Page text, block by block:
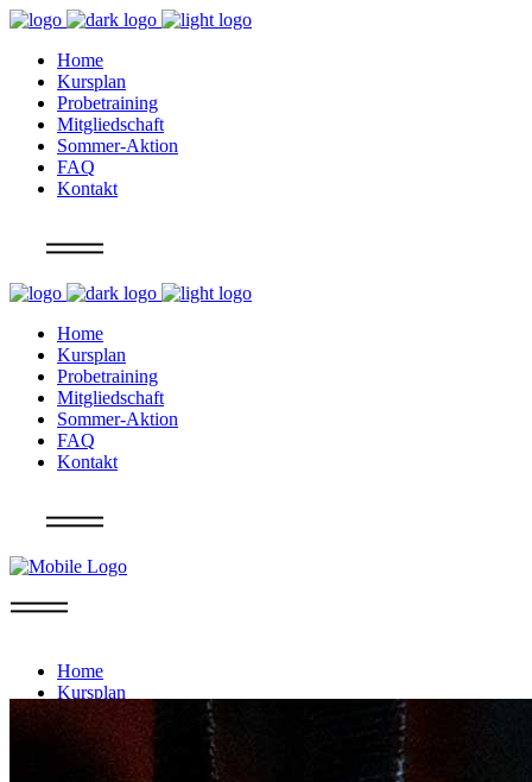
Home
Kursplan
Probetraining
Mitgliedschaft
Sommer-Aktion
FAQ
Kontakt
Home
Kursplan
Probetraining
Mitgliedschaft
Sommer-Aktion
FAQ
Kontakt
Home
Kursplan
Probetraining
Mitgliedschaft
Sommer-Aktion